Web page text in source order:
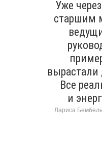
Уже
старшим
Все
и
Лариса